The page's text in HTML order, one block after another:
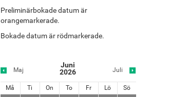
Preliminärbokade datum är
orangemarkerade.
Bokade datum är rödmarkerade.
Maj
Juni
2026
Juli
Må Ti On To Fr Lö Sö